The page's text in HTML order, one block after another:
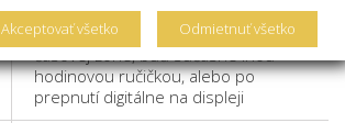
Hodinky okrem hlavného času, vedia
zobrazovať aj druhý čas v inej
časovej zóne, buď súčasne inou
hodinovou ručičkou, alebo po
prepnutí digitálne na displeji
Akceptovať všetko Odmietnuť všetko